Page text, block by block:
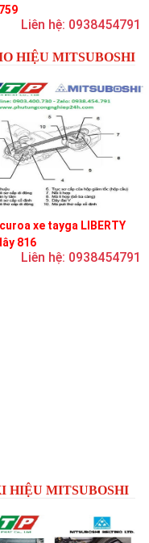
Liên hệ: 0938454791
HIỆU MITSUBOSHI
xe tayga LIBERTY
816
Liên hệ: 0938454791
HIỆU MITSUBOSHI